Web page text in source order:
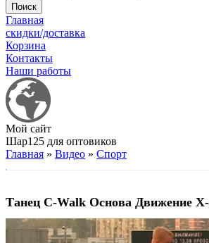
Главная
скидки/доставка
Корзина
Контакты
Наши работы
Мой сайт
Шар125 для оптовиков
Главная » Видео » Спорт
Танец C-Walk Основа Движение